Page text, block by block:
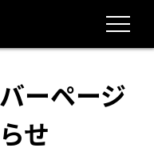
ーページ
せ